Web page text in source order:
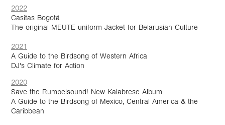
2022
Casitas Bogotá
The original MEUTE uniform Jacket for Belarusian Culture
2021
A Guide to the Birdsong of Western Africa
DJ's Climate for Action
2020
Save the Rumpelsound! New Kalabrese Album
A Guide to the Birdsong of Mexico, Central America & the
Caribbean